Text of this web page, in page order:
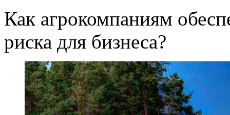
Как агрокомпаниям
риска для бизнеса?